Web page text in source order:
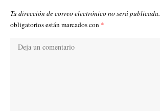
Tu dirección de correo electrónico no será publicada.
obligatorios están marcados con *